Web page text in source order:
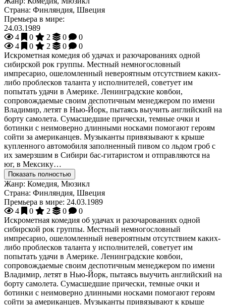
Страна: Финляндия, Швеция
Премьера в мире:
24.03.1989
4
0 2 0
0
4
0 2 0
0
Искрометная комедия об удачах и разочарованиях одной
сибирской рок группы. Местный немногословный
импресарио, ошеломленный невероятным отсутствием каких-
либо проблесков таланта у исполнителей, советует им
попытать удачи в Америке. Ленинградские ковбои,
сопровождаемые своим деспотичным менеджером по имени
Владимир, летят в Нью-Йорк, пытаясь выучить английский на
борту самолета. Сумасшедшие прически, темные очки и
ботинки с неимоверно длинными носками помогают героям
сойти за американцев. Музыканты привязывают к крыше
купленного автомобиля заполненный пивом со льдом гроб с
их замерзшим в Сибири бас-гитаристом и отправляются на
юг, в Мексику…
Показать полностью
Жанр: Комедия, Мюзикл
Страна: Финляндия, Швеция
Премьера в мире: 24.03.1989
4
0 2 0
0
Искрометная комедия об удачах и разочарованиях одной
сибирской рок группы. Местный немногословный
импресарио, ошеломленный невероятным отсутствием каких-
либо проблесков таланта у исполнителей, советует им
попытать удачи в Америке. Ленинградские ковбои,
сопровождаемые своим деспотичным менеджером по имени
Владимир, летят в Нью-Йорк, пытаясь выучить английский на
борту самолета. Сумасшедшие прически, темные очки и
ботинки с неимоверно длинными носками помогают героям
сойти за американцев. Музыканты привязывают к крыше